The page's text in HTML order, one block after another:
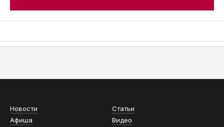
Новости
Статьи
Афиша
Видео